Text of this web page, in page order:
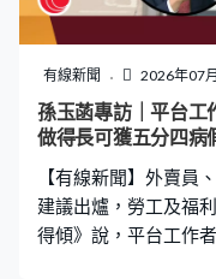
定。」 當局日後將公
者知道平台受到法律
償條例》相若。孫玉
如果有你的平台工作
得這個法定要求，和
是多少呢？我們的看
有線新聞 2026年07
孫玉菡專訪｜平台
做得長可獲五分四病
【有線新聞】外賣員
建議出爐，勞工及福
得傾》說，平台工作